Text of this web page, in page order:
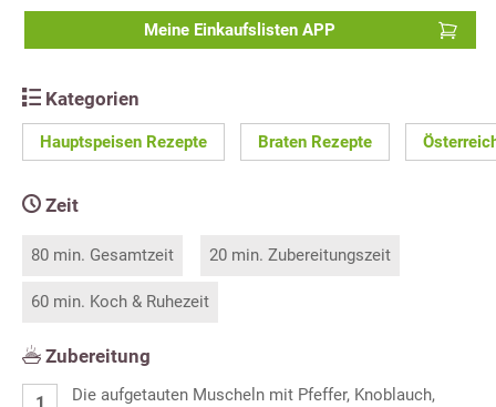
Meine Einkaufslisten APP
Kategorien
Hauptspeisen Rezepte Braten Rezepte
Zeit
80 min. Gesamtzeit 20 min. Zubereitungszeit
60 min. Koch & Ruhezeit
Zubereitung
Die aufgetauten Muscheln mit Pfeffer, Knoblauch,